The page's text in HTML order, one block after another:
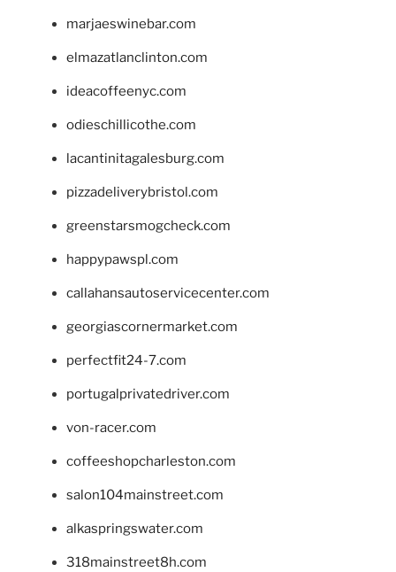
marjaeswinebar.com
elmazatlanclinton.com
ideacoffeenyc.com
odieschillicothe.com
lacantinitagalesburg.com
pizzadeliverybristol.com
greenstarsmogcheck.com
happypawspl.com
callahansautoservicecenter.com
georgiascornermarket.com
perfectfit24-7.com
portugalprivatedriver.com
von-racer.com
coffeeshopcharleston.com
salon104mainstreet.com
alkaspringswater.com
318mainstreet8h.com